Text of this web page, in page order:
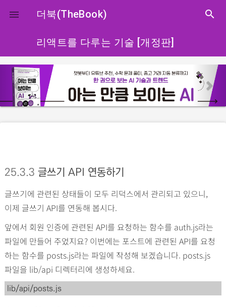
close
 더북(TheBook) search
리액트를 다루는 기술 [개정판]
p
r
e
s
e
x
25.3.3 글쓰기 API 연동하기
글쓰기에 관련된 상태들이 모두 리덕스에서 관리되고 있으니,
이제 글쓰기 API를 연동해 봅시다.
앞에서 회원 인증에 관련된 API를 요청하는 함수를 auth.js라는
파일에 만들어 주었지요? 이번에는 포스트에 관련된 API를 요청
하는 함수를 posts.js라는 파일에 작성해 보겠습니다. posts.js
파일을 lib/api 디렉터리에 생성하세요.
lib/api/posts.js